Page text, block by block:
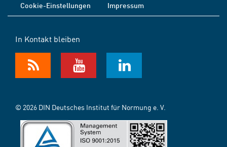
Cookie-Einstellungen
Impressum
In Kontakt bleiben
© 2026 DIN Deutsches Institut für Normung e. V.